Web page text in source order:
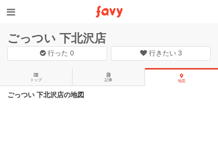
ごっつい 下北沢店
行った0 行きたい 3
トップ 記事 地図
ごっつい 下北沢店の地図